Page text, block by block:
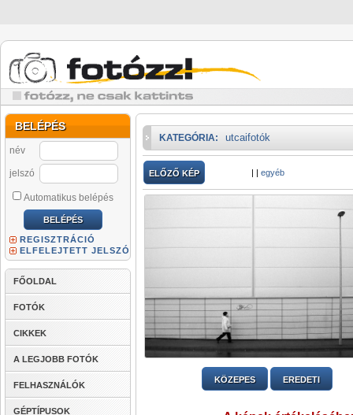
BELÉPÉS
név
jelszó
Automatikus belépés
REGISZTRÁCIÓ
ELFELEJTETT JELSZÓ
FŐOLDAL
FOTÓK
CIKKEK
A LEGJOBB FOTÓK
FELHASZNÁLÓK
GÉPTÍPUSOK
KATEGÓRIA: utcaifotók
ELŐZŐ KÉP | | egyéb
KÖZEPES EREDETI